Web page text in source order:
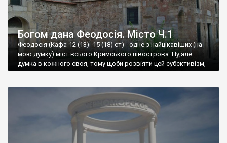
Богом дана Феодосія. Місто Ч.1
Феодосія (Кафа-12 (13) -15 (18) ст) - одне з найцікавіших (на
мою думку) міст всього Кримського півострова .Ну,але
думка в кожного своя, тому щоби розвіяти цей субєктивізм,
запрошую відвідати це